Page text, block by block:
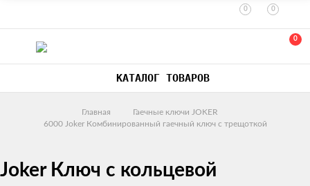
0 0
0
КАТАЛОГ ТОВАРОВ
Главная
Гаечные ключи JOKER
6000 Joker Комбинированный гаечный ключ с трещоткой
Joker Ключ с кольцевой